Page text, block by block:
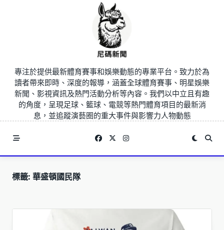
專注於提供最新體育賽事和娛樂動態的專業平台。致力於為
讀者帶來即時、深度的報導，涵蓋全球體育賽事、明星娛樂
新聞、影視資訊及熱門活動分析等內容。我們以中立且有趣
的角度，呈現足球、籃球、電競等熱門體育項目的最新消
息，並追蹤演藝圈的重大事件與影響力人物動態
標籤: 華盛頓國民隊